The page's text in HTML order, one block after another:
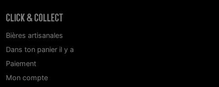
CLICK & COLLECT
Bières artisanales
Dans ton panier il y a
Paiement
Mon compte